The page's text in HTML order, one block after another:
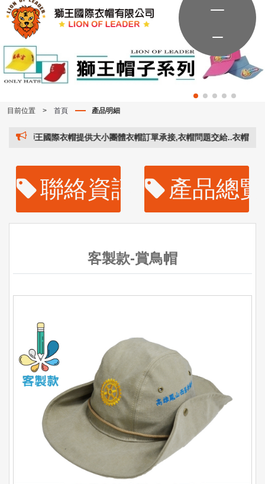
目前位置 > 首頁 產品明細
獅王國際衣帽提供大小團體衣帽訂單承接,衣帽問題交給..衣帽專家
聯絡資訊 產品總覽
客製款-賞鳥帽